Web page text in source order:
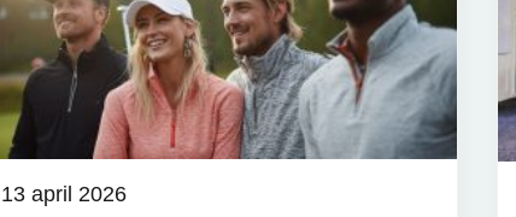
13 april 2026